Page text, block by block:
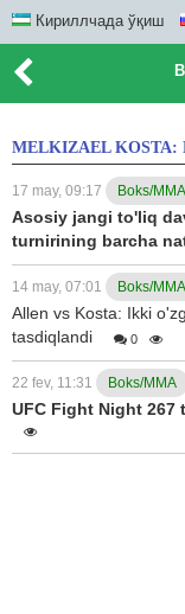
Кириллчада ўқиш
MELKIZAEL KOSTA:
17 may, 09:17 Boks/MMA
Asosiy jangi to'liq
turnirining barcha
14 may, 07:01 Boks/MMA
Allen vs Kosta: Ikki
tasdiqlandi
0
22 fev, 11:31 Boks/MMA
UFC Fight Night